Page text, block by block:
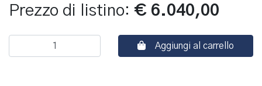
Prezzo di listino: € 6.040,00
Aggiungi al carrello